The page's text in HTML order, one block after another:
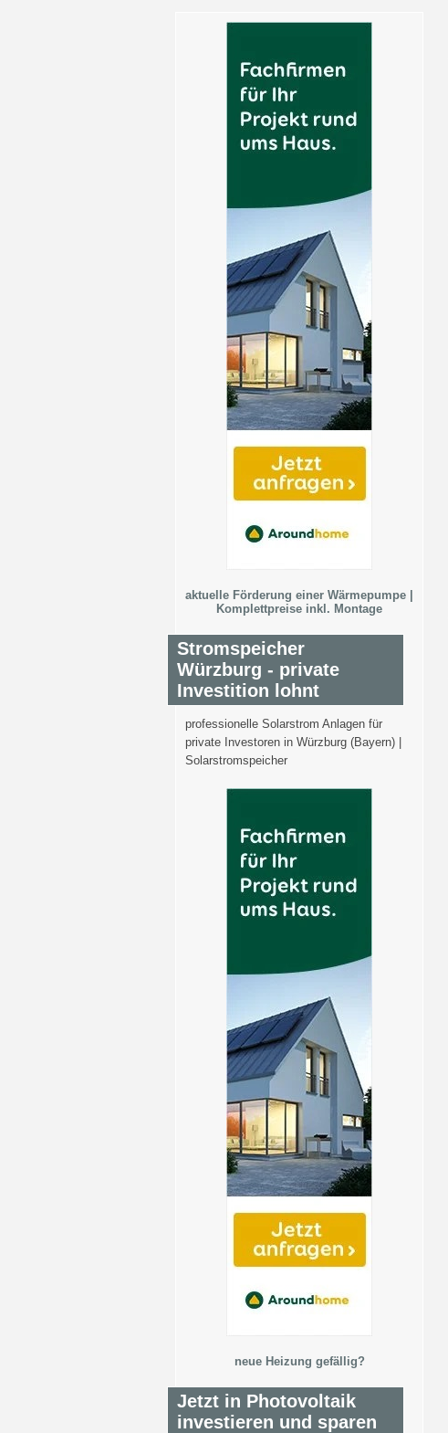
aktuelle Förderung einer Wärmepumpe |
Komplettpreise inkl. Montage
Stromspeicher
Würzburg - private
Investition lohnt
professionelle Solarstrom Anlagen für
private Investoren in Würzburg (Bayern) |
Solarstromspeicher
neue Heizung gefällig?
Jetzt in Photovoltaik
investieren und sparen